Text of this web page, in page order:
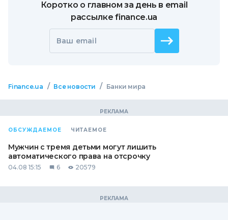
Коротко о главном за день в email
рассылке finance.ua
Ваш email
Finance.ua / Все новости / Банки мира
ОБСУЖДАЕМОЕ ЧИТАЕМОЕ
Мужчин с тремя детьми могут лишить
автоматического права на отсрочку
04.08 15:15 6 20579